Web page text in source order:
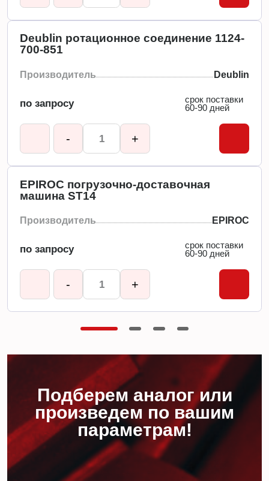
Deublin ротационное соединение 1124-
700-851
Производитель Deublin
по запросу
срок поставки
60-90 дней
- +
EPIROC погрузочно-доставочная
машина ST14
Производитель EPIROC
по запросу
срок поставки
60-90 дней
- +
Подберем аналог или
произведем по вашим
параметрам!